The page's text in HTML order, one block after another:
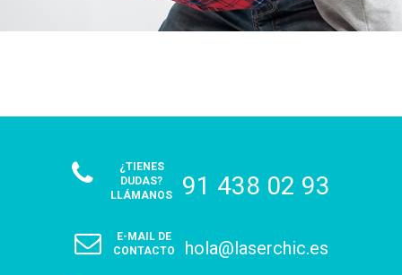
¿TIENES
DUDAS?
LLÁMANOS
91 438 02 93
E-MAIL DE
CONTACTO
hola@laserchic.es